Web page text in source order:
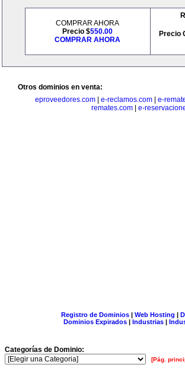
COMPRAR AHORA
Precio $550.00
COMPRAR AHORA
Precio
Otros dominios en venta:
eproveedores.com
e-reclamos.com
e-
remates.com| e-
Registro de Dominios| Web Hosting |
Dominios Expirados | Industrias |
Categorías de Dominio:
[Pág.